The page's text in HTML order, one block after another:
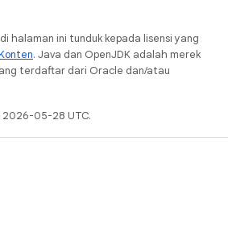
halaman ini tunduk kepada lisensi yang
. Java dan OpenJDK adalah merek
terdaftar dari Oracle dan/atau
2026-05-28 UTC.